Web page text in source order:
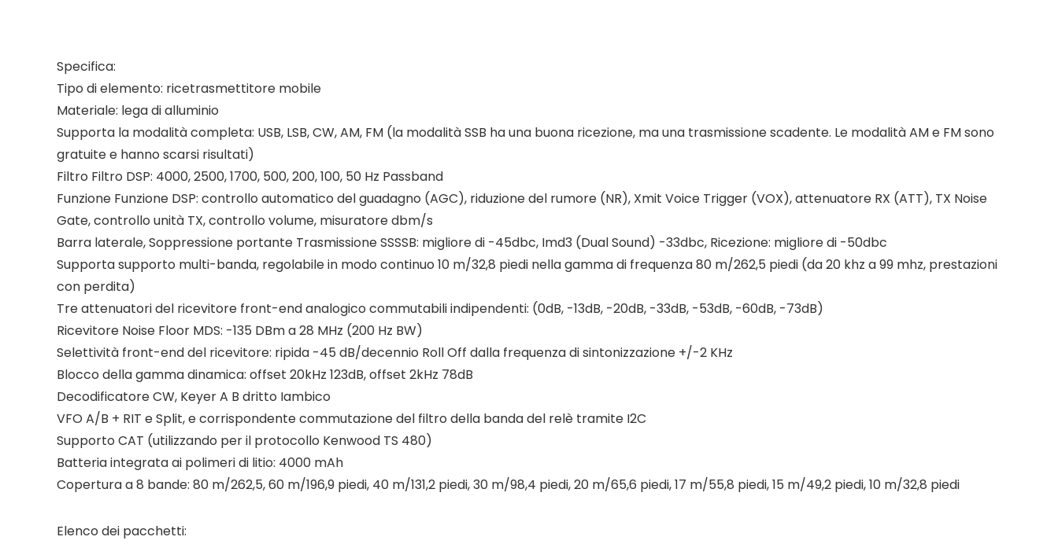
Specifica:
Tipo di elemento: ricetrasmettitore mobile
Materiale: lega di alluminio
Supporta la modalità completa: USB, LSB, CW, AM, FM (la modalità SSB ha una buona ricezione, ma una trasmissione scadente. Le modalità AM e FM sono
gratuite e hanno scarsi risultati)
Filtro Filtro DSP: 4000, 2500, 1700, 500, 200, 100, 50 Hz Passband
Funzione Funzione DSP: controllo automatico del guadagno (AGC), riduzione del rumore (NR), Xmit Voice Trigger (VOX), attenuatore RX (ATT), TX Noise
Gate, controllo unità TX, controllo volume, misuratore dbm/s
Barra laterale, Soppressione portante Trasmissione SSSSB: migliore di -45dbc, Imd3 (Dual Sound) -33dbc, Ricezione: migliore di -50dbc
Supporta supporto multi-banda, regolabile in modo continuo 10 m/32,8 piedi nella gamma di frequenza 80 m/262,5 piedi (da 20 khz a 99 mhz, prestazioni
con perdita)
Tre attenuatori del ricevitore front-end analogico commutabili indipendenti: (0dB, -13dB, -20dB, -33dB, -53dB, -60dB, -73dB)
Ricevitore Noise Floor MDS: -135 DBm a 28 MHz (200 Hz BW)
Selettività front-end del ricevitore: ripida -45 dB/decennio Roll Off dalla frequenza di sintonizzazione +/-2 KHz
Blocco della gamma dinamica: offset 20kHz 123dB, offset 2kHz 78dB
Decodificatore CW, Keyer A B dritto Iambico
VFO A/B + RIT e Split, e corrispondente commutazione del filtro della banda del relè tramite I2C
Supporto CAT (utilizzando per il protocollo Kenwood TS 480)
Batteria integrata ai polimeri di litio: 4000 mAh
Copertura a 8 bande: 80 m/262,5, 60 m/196,9 piedi, 40 m/131,2 piedi, 30 m/98,4 piedi, 20 m/65,6 piedi, 17 m/55,8 piedi, 15 m/49,2 piedi, 10 m/32,8 piedi
Elenco dei pacchetti: